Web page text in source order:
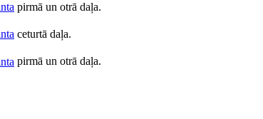
pirmā un otrā daļa.
ceturtā daļa.
pirmā un otrā daļa.